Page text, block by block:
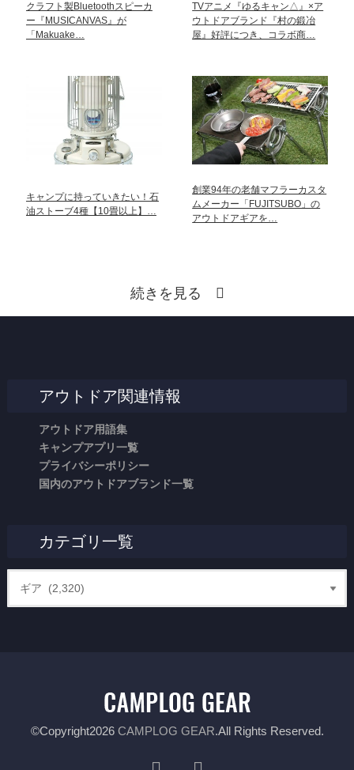
クラフト製Bluetoothスピーカ
ー『MUSICANVAS』が
「Makuake…
TVアニメ『ゆるキャン△』×ア
ウトドアブランド『村の鍛冶
屋』好評につき、コラボ商…
キャンプに持っていきたい！石
油ストーブ4種【10畳以上】…
創業94年の老舗マフラーカスタ
ムメーカー「FUJITSUBO」の
アウトドアギアを…
続きを見る
アウトドア関連情報
アウトドア用語集
キャンプアプリ一覧
プライバシーポリシー
国内のアウトドアブランド一覧
カテゴリ一覧
©Copyright2026 CAMPLOG GEAR.All Rights Reserved.